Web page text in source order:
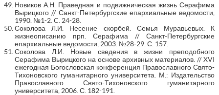
Новиков А.Н. Праведная и подвижническая жизнь Серафима
Вырицкого // Санкт-Петербургские епархиальные ведомости,
1990. №1-2. C. 24-28.
Соколова Л.И. Несение скорбей. Семья Муравьевых. К
жизнеописанию прп. Серафима // Санкт-Петербургские
епархиальные ведомости, 2003. №28-29. С. 157.
Соколова Л.И. Новые сведения в жизни преподобного
Серафима Вырицкого на основе архивных материалов. // XVI
ежегодная Богословская конференция Православного Свято-
Тихоновского гуманитарного университета. М.: Издательство
Православного Свято-Тихоновского гуманитарного
университета, 2006. С. 182-191.